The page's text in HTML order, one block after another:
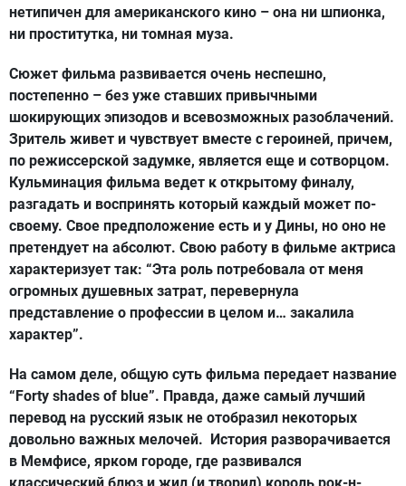
нетипичен для американского кино – она ни шпионка,
ни проститутка, ни томная муза.
Сюжет фильма развивается очень неспешно,
постепенно – без уже ставших привычными
шокирующих эпизодов и всевозможных разоблачений.
Зритель живет и чувствует вместе с героиней, причем,
по режиссерской задумке, является еще и сотворцом.
Кульминация фильма ведет к открытому финалу,
разгадать и воспринять который каждый может по-
своему. Свое предположение есть и у Дины, но оно не
претендует на абсолют. Свою работу в фильме актриса
характеризует так: “Эта роль потребовала от меня
огромных душевных затрат, перевернула
представление о профессии в целом и… закалила
характер”.
На самом деле, общую суть фильма передает название
“Forty shades of blue”. Правда, даже самый лучший
перевод на русский язык не отобразил некоторых
довольно важных мелочей. История разворачивается
в Мемфисе, ярком городе, где развивался